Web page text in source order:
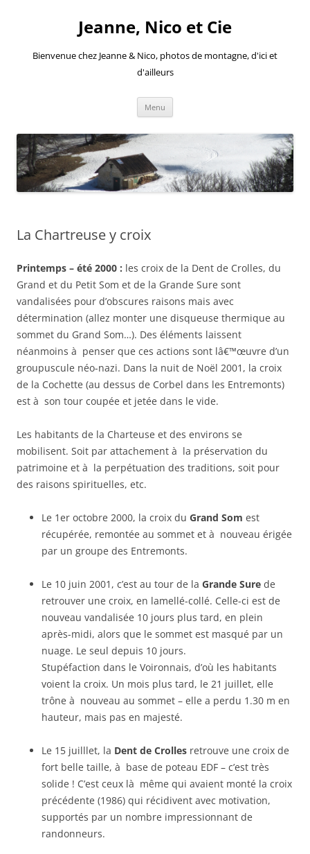
Jeanne, Nico et Cie
Bienvenue chez Jeanne & Nico, photos de montagne, d'ici et
d'ailleurs
Menu
La Chartreuse y croix
Printemps – été 2000 : les croix de la Dent de Crolles, du
Grand et du Petit Som et de la Grande Sure sont
vandalisées pour d’obscures raisons mais avec
détermination (allez monter une disqueuse thermique au
sommet du Grand Som…). Des éléments laissent
néanmoins à penser que ces actions sont lâ€™œuvre d’un
groupuscule néo-nazi. Dans la nuit de Noël 2001, la croix
de la Cochette (au dessus de Corbel dans les Entremonts)
est à son tour coupée et jetée dans le vide.
Les habitants de la Charteuse et des environs se
mobilisent. Soit par attachement à la préservation du
patrimoine et à la perpétuation des traditions, soit pour
des raisons spirituelles, etc.
Le 1er octobre 2000, la croix du Grand Som est
récupérée, remontée au sommet et à nouveau érigée
par un groupe des Entremonts.
Le 10 juin 2001, c’est au tour de la Grande Sure de
retrouver une croix, en lamellé-collé. Celle-ci est de
nouveau vandalisée 10 jours plus tard, en plein
après-midi, alors que le sommet est masqué par un
nuage. Le seul depuis 10 jours.
Stupéfaction dans le Voironnais, d’où les habitants
voient la croix. Un mois plus tard, le 21 juillet, elle
trône à nouveau au sommet – elle a perdu 1.30 m en
hauteur, mais pas en majesté.
Le 15 juilllet, la Dent de Crolles retrouve une croix de
fort belle taille, à base de poteau EDF – c’est très
solide ! C’est ceux là même qui avaient monté la croix
précédente (1986) qui récidivent avec motivation,
supportés par un nombre impressionnant de
randonneurs.